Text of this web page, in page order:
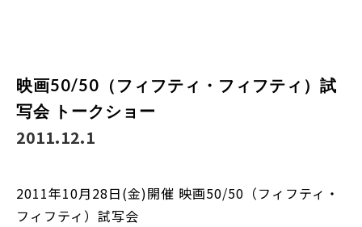
映画50/50（フィフティ・フィフティ）試
写会 トークショー
2011.12.1
2011年10月28日(金)開催 映画50/50（フィフティ・
フィフティ）試写会